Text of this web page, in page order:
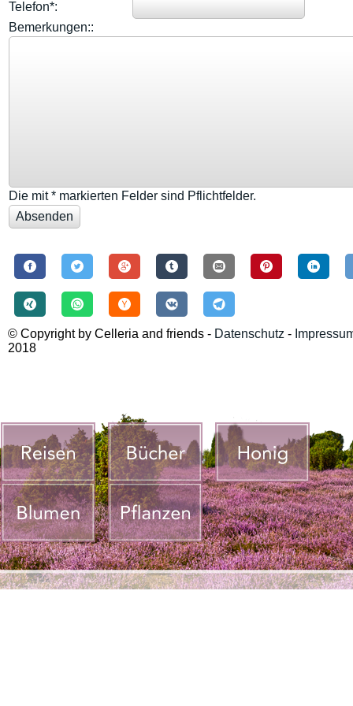
Telefon*:
Bemerkungen::
Die mit * markierten Felder sind Pflichtfelder.
© Copyright by Celleria and friends - Datenschutz -
2018